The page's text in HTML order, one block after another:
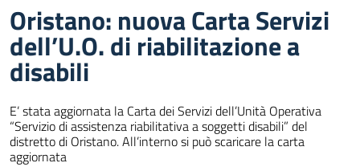
Oristano: nuova Carta Servizi
dell’U.O. di riabilitazione a
disabili
E’ stata aggiornata la Carta dei Servizi dell’Unità Operativa
“Servizio di assistenza riabilitativa a soggetti disabili” del
distretto di Oristano. All’interno si può scaricare la carta
aggiornata